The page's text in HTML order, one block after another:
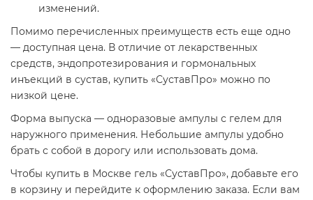
изменений.
Помимо перечисленных преимуществ есть еще одно
— доступная цена. В отличие от лекарственных
средств, эндопротезирования и гормональных
инъекций в сустав, купить «СуставПро» можно по
низкой цене.
Форма выпуска — одноразовые ампулы с гелем для
наружного применения. Небольшие ампулы удобно
брать с собой в дорогу или использовать дома.
Чтобы купить в Москве гель «СуставПро», добавьте его
в корзину и перейдите к оформлению заказа. Если вам